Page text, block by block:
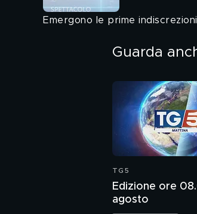
Emergono le prime
Guarda
TG5
Edizione ore
agosto